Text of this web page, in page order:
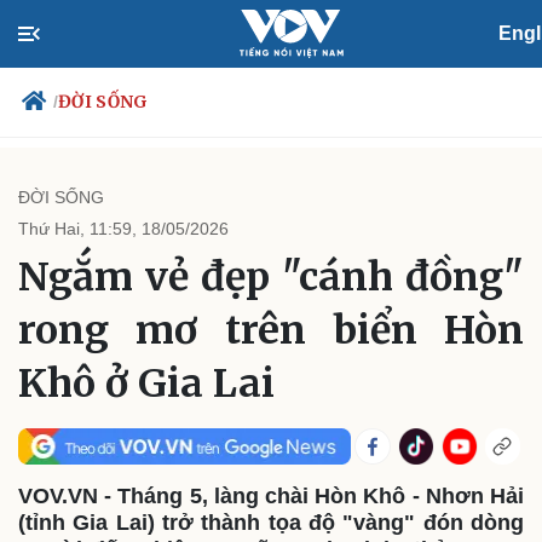
/ĐỜI SỐNG
Chính trị
Đảng
Tổ chức nhân sự
Quốc hội
Nhận diện sự thật
Tin 24h
Dự báo thời tiết
Giáo dục
Dấu ấn VOV
ĐỜI SỐNG
Thứ Hai, 11:59, 18/05/2026
Ngắm vẻ đẹp "cánh đồng"
rong mơ trên biển Hòn
Khô ở Gia Lai
VOV.VN - Tháng 5, làng chài Hòn Khô - Nhơn Hải
(tỉnh Gia Lai) trở thành tọa độ "vàng" đón dòng